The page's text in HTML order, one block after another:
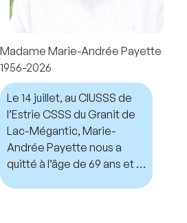
Madame Marie-Andrée Payette
1956-2026
Le 14 juillet, au CIUSSS de
l’Estrie CSSS du Granit de
Lac-Mégantic, Marie-
Andrée Payette nous a
quitté à l’âge de 69 ans et 7